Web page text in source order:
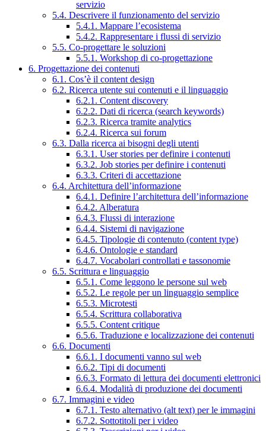
servizio
5.4. Descrivere il funzionamento del servizio
5.4.1. Mappare l’ecosistema
5.4.2. Rappresentare i flussi di servizio
5.5. Co-progettare le soluzioni
5.5.1. Workshop di co-progettazione
6. Progettazione dei contenuti
6.1. Cos’è il content design
6.2. Ricerca utente sui contenuti e il linguaggio
6.2.1. Content discovery
6.2.2. Dati di ricerca (search keywords)
6.2.3. Ricerca tramite analytics
6.2.4. Ricerca sui forum
6.3. Dalla ricerca ai bisogni degli utenti
6.3.1. User stories per definire i contenuti
6.3.2. Job stories per definire i contenuti
6.3.3. Criteri di accettazione
6.4. Architettura dell’informazione
6.4.1. Definire l’architettura dell’informazione
6.4.2. Alberatura
6.4.3. Flussi di interazione
6.4.4. Sistemi di navigazione
6.4.5. Tipologie di contenuto (content type)
6.4.6. Ontologie e standard
6.4.7. Vocabolari controllati e tassonomie
6.5. Scrittura e linguaggio
6.5.1. Come leggono le persone sul web
6.5.2. Le regole per un linguaggio semplice
6.5.3. Microtesti
6.5.4. Scrittura collaborativa
6.5.5. Content critique
6.5.6. Traduzione e localizzazione dei contenuti
6.6. Documenti
6.6.1. I documenti vanno sul web
6.6.2. Tipi di documenti
6.6.3. Formato di lettura dei documenti elettronici
6.6.4. Modalità di produzione dei documenti
6.7. Immagini e video
6.7.1. Testo alternativo (alt text) per le immagini
6.7.2. Sottotitoli per i video